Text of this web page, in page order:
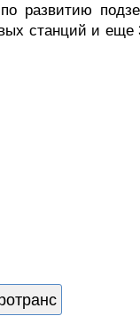
развитию
станций и